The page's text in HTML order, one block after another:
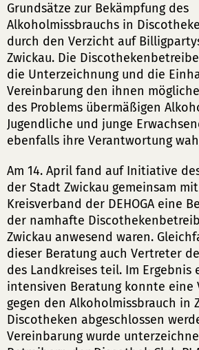
Grundsätze zur Bekämpfung des
Alkoholmissbrauchs in
durch den Verzicht auf
Zwickau. Die
die Unterzeichnung und die
Vereinbarung den ihnen
des Problems übermäßigen
Jugendliche und junge
ebenfalls ihre Verantwortung
Am 14. April fand auf Initiative
der Stadt Zwickau gemeinsam
Kreisverband der DEHOGA eine
der namhafte
Zwickau anwesend waren.
dieser Beratung auch Vertreter
des Landkreises teil. Im Ergebnis
intensiven Beratung konnte eine
gegen den Alkoholmissbrauch in
Discotheken abgeschlossen
Vereinbarung wurde